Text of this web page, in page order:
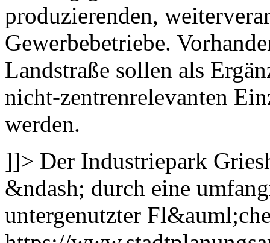
produzierenden,
Gewerbebetriebe.
Landstraße sollen als
nicht-zentrenrelevanten
werden.
]]> Der Industriepark
&ndash; durch eine
untergenutzter